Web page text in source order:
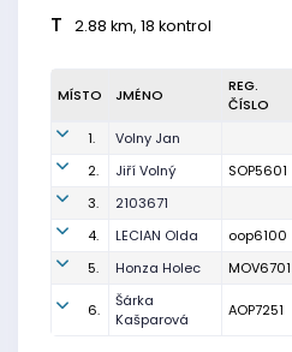
T 2.88 km, 18 kontrol
MÍSTO JMÉNO
REG.
ČÍSLO
1. Volny Jan
2.
Jiří Volný SOP5601
3.
2103671
4.
LECIAN Olda oop6100
5.
Honza Holec MOV6701
6.
Šárka
Kašparová
AOP7251